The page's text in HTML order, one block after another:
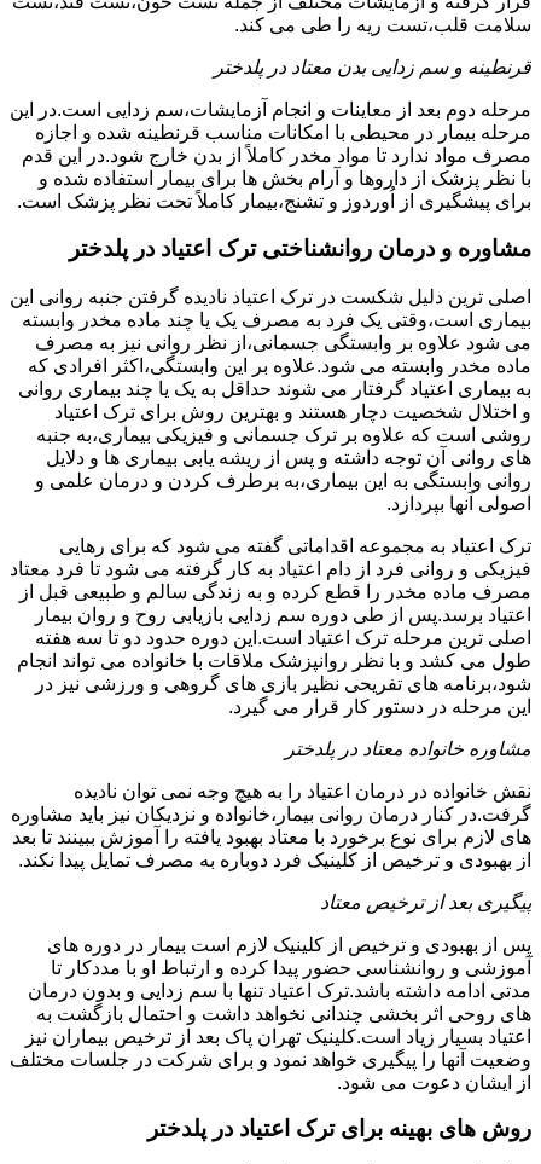
سلامت قلب،تست ریه را طی می کند.
قرنطینه و سم زدایی بدن معتاد در پلدختر
مرحله دوم بعد از معاینات و انجام آزمایشات،سم زدایی است.در این
مرحله بیمار در محیطی با امکانات مناسب قرنطینه شده و اجازه
مصرف مواد ندارد تا مواد مخدر کاملاً از بدن خارج شود.در این قدم
با نظر پزشک از داروها و آرام بخش ها برای بیمار استفاده شده و
برای پیشگیری از اُوردوز و تشنج،بیمار کاملاً تحت نظر پزشک است.
مشاوره و درمان روانشناختی ترک اعتیاد در پلدختر
اصلی ترین دلیل شکست در ترک اعتیاد نادیده گرفتن جنبه روانی این
بیماری است،وقتی یک فرد به مصرف یک یا چند ماده مخدر وابسته
می شود علاوه بر وابستگی جسمانی،از نظر روانی نیز به مصرف
ماده مخدر وابسته می شود.علاوه بر این وابستگی،اکثر افرادی که
به بیماری اعتیاد گرفتار می شوند حداقل به یک یا چند بیماری روانی
و اختلال شخصیت دچار هستند و بهترین روش برای ترک اعتیاد
روشی است که علاوه بر ترک جسمانی و فیزیکی بیماری،به جنبه
های روانی آن توجه داشته و پس از ریشه یابی بیماری ها و دلایل
روانی وابستگی به این بیماری،به برطرف کردن و درمان علمی و
اصولی آنها بپردازد.
ترک اعتیاد به مجموعه اقداماتی گفته می شود که برای رهایی
فیزیکی و روانی فرد از دام اعتیاد به کار گرفته می شود تا فرد معتاد
مصرف ماده مخدر را قطع کرده و به زندگی سالم و طبیعی قبل از
اعتیاد برسد.پس از طی دوره سم زدایی بازیابی روح و روان بیمار
اصلی ترین مرحله ترک اعتیاد است.این دوره حدود دو تا سه هفته
طول می کشد و با نظر روانپزشک ملاقات با خانواده می تواند انجام
شود،برنامه های تفریحی نظیر بازی های گروهی و ورزشی نیز در
این مرحله در دستور کار قرار می گیرد.
مشاوره خانواده معتاد در پلدختر
نقش خانواده در درمان اعتیاد را به هیچ وجه نمی توان نادیده
گرفت.در کنار درمان روانی بیمار،خانواده و نزدیکان نیز باید مشاوره
های لازم برای نوع برخورد با معتاد بهبود یافته را آموزش ببینند تا بعد
از بهبودی و ترخیص از کلینیک فرد دوباره به مصرف تمایل پیدا نکند.
پیگیری بعد از ترخیص معتاد
پس از بهبودی و ترخیص از کلینیک لازم است بیمار در دوره های
آموزشی و روانشناسی حضور پیدا کرده و ارتباط او با مددکار تا
مدتی ادامه داشته باشد.ترک اعتیاد تنها با سم زدایی و بدون درمان
های روحی اثر بخشی چندانی نخواهد داشت و احتمال بازگشت به
اعتیاد بسیار زیاد است.کلینیک تهران پاک بعد از ترخیص بیماران نیز
وضعیت آنها را پیگیری خواهد نمود و برای شرکت در جلسات مختلف
از ایشان دعوت می شود.
روش های بهینه برای ترک اعتیاد در پلدختر